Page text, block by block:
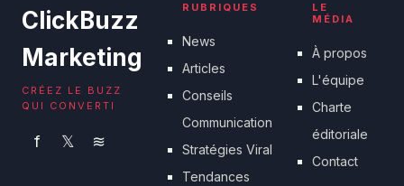
ClickBuzz
Marketing
CRÉEZ LE BUZZ
QUI CONVERTI
f 𝕏 ≋
RUBRIQUES
News
Articles
Conseils
Communication
Stratégies Viral
Tendances
LE
MÉDIA
À propos
L'équipe
Charte
éditoriale
Contact